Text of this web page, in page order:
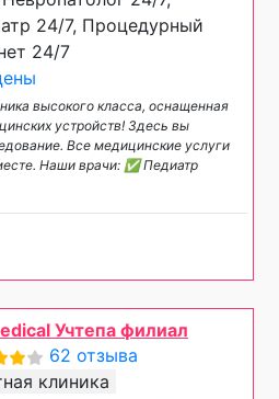
24/7, Процедурный
24/7
высокого класса, оснащенная
устройств! Здесь вы
Все медицинские услуги
Наши врачи: ✅ Педиатр
Учтепа филиал
62 отзыва
клиника